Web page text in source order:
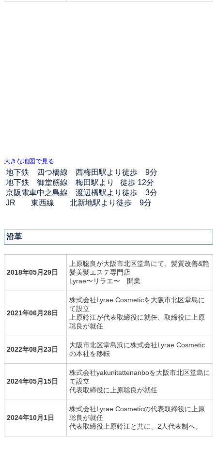
大きな地図で見る
地下鉄 四つ橋線 西梅田駅より徒歩 9分
地下鉄 御堂筋線 梅田駅より 徒歩 12分
京阪電車中之島線 渡辺橋駅より徒歩 3分
JR 東西線 北新地駅より徒歩 9分
沿革
2018年05月29日
上原聡良が大阪市北区堂島にて、髪質改善&艶
髪美髪エステ専門店
Lyrae〜リラエ〜 開業
2021年06月28日
株式会社Lyrae Cosmeticを大阪市北区堂島に
て設立
上原鈴江が代表取締役に就任、取締役に上原
聡良が就任
2022年08月23日
大阪市北区堂島浜に株式会社Lyrae Cosmetic
の本社を移転
2024年05月15日
株式会社yakunitattenanboを大阪市北区堂島に
て設立
代表取締役に上原聡良が就任
2024年10月1日
株式会社Lyrae Cosmeticの代表取締役に上原
聡良が就任
代表取締役上原鈴江と共に、2人代表制へ。